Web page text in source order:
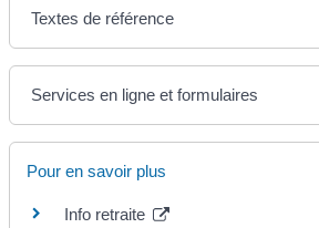
Textes de référence
Services en ligne et formulaires
Pour en savoir plus
Info retraite